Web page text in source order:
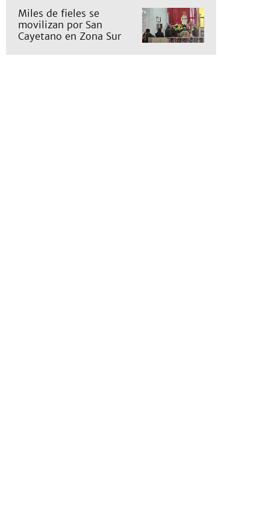
propuestas para niños
Miles de fieles se
movilizan por San
Cayetano en Zona Sur